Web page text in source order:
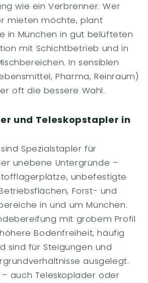
wie ein Verbrenner. Wer
mieten möchte, plant
in München in gut belüfteten
mit Schichtbetrieb und in
In sensiblen
Pharma, Reinraum)
oft die bessere Wahl.
und Teleskopstapler in
sind Spezialstapler für
unebene Untergründe –
unbefestigte
Forst- und
in und um München.
mit grobem Profil
Bodenfreiheit, häufig
sind für Steigungen und
ausgelegt.
– auch Teleskoplader oder